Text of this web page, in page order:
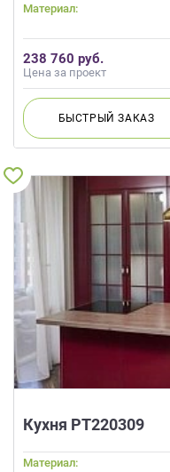
Материал:
238 760 руб.
Цена за проект
БЫСТРЫЙЗАКАЗ
Кухня РТ220309
Материал: